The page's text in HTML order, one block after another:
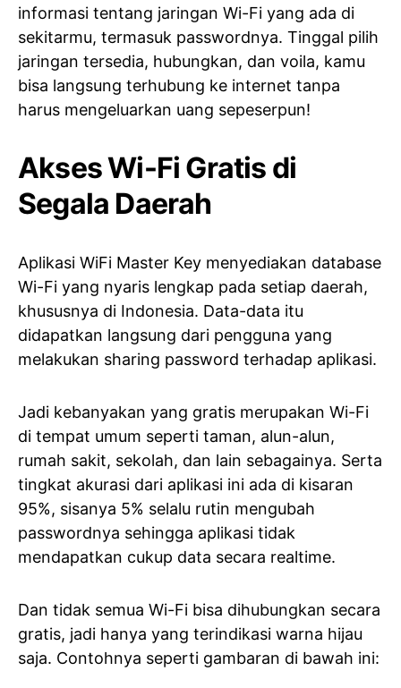
informasi tentang jaringan Wi-Fi yang ada di
sekitarmu, termasuk passwordnya. Tinggal pilih
jaringan tersedia, hubungkan, dan voila, kamu
bisa langsung terhubung ke internet tanpa
harus mengeluarkan uang sepeserpun!
Akses Wi-Fi Gratis di
Segala Daerah
Aplikasi WiFi Master Key menyediakan database
Wi-Fi yang nyaris lengkap pada setiap daerah,
khususnya di Indonesia. Data-data itu
didapatkan langsung dari pengguna yang
melakukan sharing password terhadap aplikasi.
Jadi kebanyakan yang gratis merupakan Wi-Fi
di tempat umum seperti taman, alun-alun,
rumah sakit, sekolah, dan lain sebagainya. Serta
tingkat akurasi dari aplikasi ini ada di kisaran
95%, sisanya 5% selalu rutin mengubah
passwordnya sehingga aplikasi tidak
mendapatkan cukup data secara realtime.
Dan tidak semua Wi-Fi bisa dihubungkan secara
gratis, jadi hanya yang terindikasi warna hijau
saja. Contohnya seperti gambaran di bawah ini: